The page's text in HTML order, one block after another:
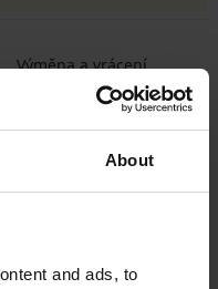
About
and ads, to
Výměna a vrácení